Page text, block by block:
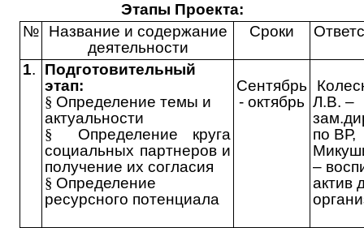
Этапы Проекта:
№
Название и содержание
деятельности
Сроки
1.
Подготовительный
этап:
§ Определение темы и
актуальности
§
Определение круга
социальных партнеров и
получение их согласия
§ Определение
ресурсного потенциала
Сентябрь
- октябрь Л.В. –
по ВР,
–
актив